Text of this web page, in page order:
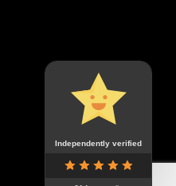
Independently verified